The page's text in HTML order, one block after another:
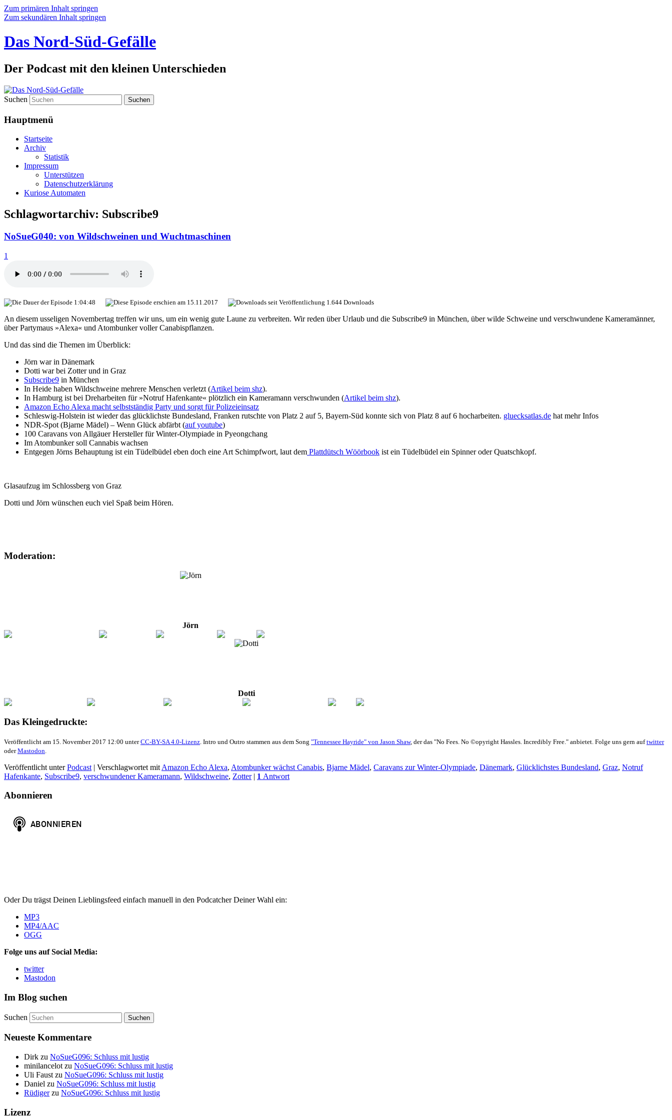
Zum primären Inhalt springen
Zum sekundären Inhalt springen
Das Nord-Süd-Gefälle
Der Podcast mit den kleinen Unterschieden
Suchen
Hauptmenü
Startseite
Archiv
Statistik
Impressum
Unterstützen
Datenschutzerklärung
Kuriose Automaten
Schlagwortarchiv: Subscribe9
NoSueG040: von Wildschweinen und Wuchtmaschinen
1
1:04:48 15.11.2017 1.644 Downloads
An diesem usseligen Novembertag treffen wir uns, um ein wenig gute Laune zu verbreiten. Wir reden über Urlaub und die Subscribe9 in München, über wilde Schweine und verschwundene Kameramänner,
über Partymaus »Alexa« und Atombunker voller Canabispflanzen.
Und das sind die Themen im Überblick:
Jörn war in Dänemark
Dotti war bei Zotter und in Graz
Subscribe9 in München
In Heide haben Wildschweine mehrere Menschen verletzt (Artikel beim shz).
In Hamburg ist bei Dreharbeiten für »Notruf Hafenkante« plötzlich ein Kameramann verschwunden (Artikel beim shz).
Amazon Echo Alexa macht selbstständig Party und sorgt für Polizeieinsatz
Schleswig-Holstein ist wieder das glücklichste Bundesland, Franken rutschte von Platz 2 auf 5, Bayern-Süd konnte sich von Platz 8 auf 6 hocharbeiten. gluecksatlas.de hat mehr Infos
NDR-Spot (Bjarne Mädel) – Wenn Glück abfärbt (auf youtube)
100 Caravans von Allgäuer Hersteller für Winter-Olympiade in Pyeongchang
Im Atombunker soll Cannabis wachsen
Entgegen Jörns Behauptung ist ein Tüdelbüdel eben doch eine Art Schimpfwort, laut dem Plattdütsch Wöörbook ist ein Tüdelbüdel ein Spinner oder Quatschkopf.
Glasaufzug im Schlossberg von Graz
Dotti und Jörn wünschen euch viel Spaß beim Hören.
Moderation:
Jörn
Dotti
Das Kleingedruckte:
Veröffentlicht am 15. November 2017 12:00 unterCC-BY-SA 4.0-Lizenz . Intro und Outro stammen aus dem Song "Tennessee Hayride" von Jason Shaw, der das "No Fees. No ©opyright Hassles. Incredibly Free." anbietet. Folge uns gern auftwitter
oderMastodon
Veröffentlicht unter Podcast | Verschlagwortet mit Amazon Echo Alexa, Atombunker wächst Canabis, Bjarne Mädel, Caravans zur Winter-Olympiade, Dänemark, Glücklichstes Bundesland, Graz, Notruf
Hafenkante, Subscribe9, verschwundener Kameramann, Wildschweine, Zotter | 1 Antwort
Abonnieren
Oder Du trägst Deinen Lieblingsfeed einfach manuell in den Podcatcher Deiner Wahl ein:
MP3
MP4/AAC
OGG
Folge uns auf Social Media:
twitter
Mastodon
Im Blog suchen
Suchen
Neueste Kommentare
Dirk zu NoSueG096: Schluss mit lustig
minilancelot zu NoSueG096: Schluss mit lustig
Uli Faust zu NoSueG096: Schluss mit lustig
Daniel zu NoSueG096: Schluss mit lustig
Rüdigerzu NoSueG096: Schluss mit lustig
Lizenz